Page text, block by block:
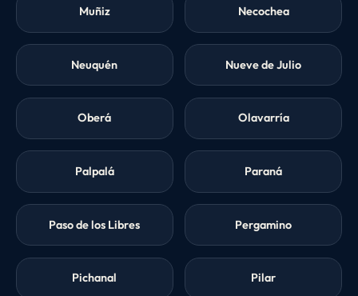
Muñiz Necochea
Neuquén Nueve de Julio
Oberá Olavarría
Palpalá Paraná
Paso de los Libres Pergamino
Pichanal Pilar